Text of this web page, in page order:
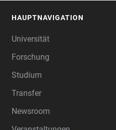
HAUPTNAVIGATION
Universität
Forschung
Studium
Transfer
Newsroom